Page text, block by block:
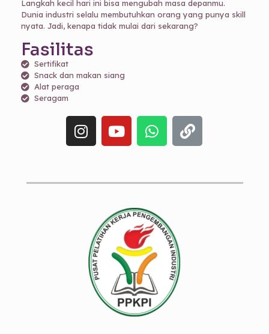
Langkah kecil hari ini bisa mengubah masa depanmu.
Dunia industri selalu membutuhkan orang yang punya skill
nyata. Jadi, kenapa tidak mulai dari sekarang?
Fasilitas
Sertifikat
Snack dan makan siang
Alat peraga
Seragam